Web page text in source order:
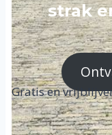
strak
Gratis en